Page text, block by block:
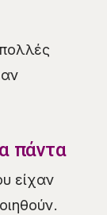
πάντα
είχαν